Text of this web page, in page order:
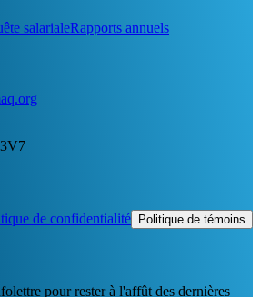
salarialeRapports annuels
de confidentialité Politique de témoins
pour rester à l'affût des dernières